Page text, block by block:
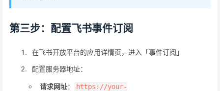
第三步：配置飞书事件订阅
在飞书开放平台的应用详情页，进入「事件订阅」
配置服务器地址：
请求网址：
https://your-